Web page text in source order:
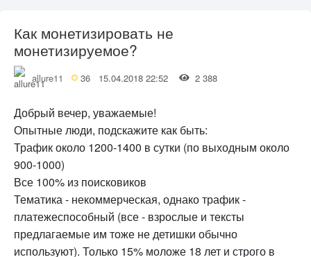
Как монетизировать не
монетизируемое?
allure11 36 15.04.2018 22:52 2 388
Добрый вечер, уважаемые!
Опытные люди, подскажите как быть:
Трафик около 1200-1400 в сутки (по выходным около
900-1000)
Все 100% из поисковиков
Тематика - некоммерческая, однако трафик -
платежеспособный (все - взрослые и тексты
предлагаемые им тоже не детишки обычно
используют). Только 15% моложе 18 лет и строго в